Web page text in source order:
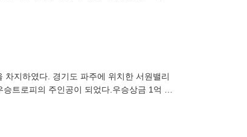
지하였다. 경기도 파주에 위치한 서원밸리
트로피의 주인공이 되었다.우승상금 1억 8